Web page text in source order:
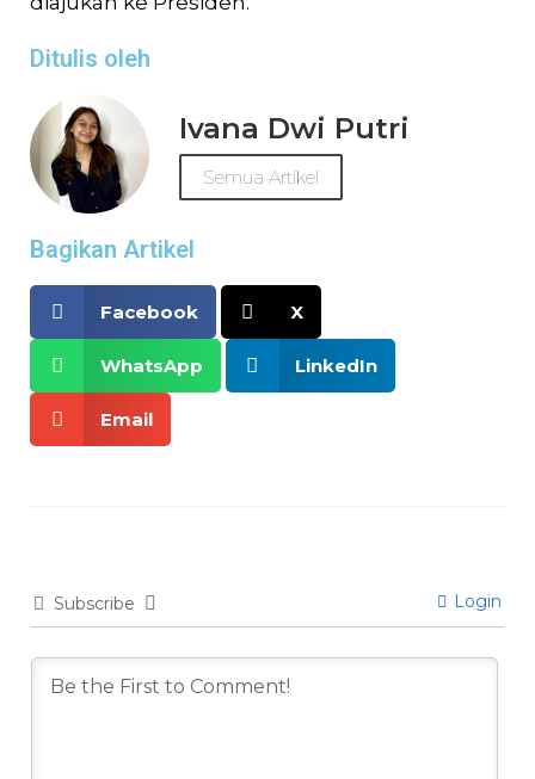
Ditulis oleh
Ivana Dwi Putri
Semua Artikel
Bagikan Artikel
Facebook X
WhatsApp LinkedIn
Email
Subscribe Login